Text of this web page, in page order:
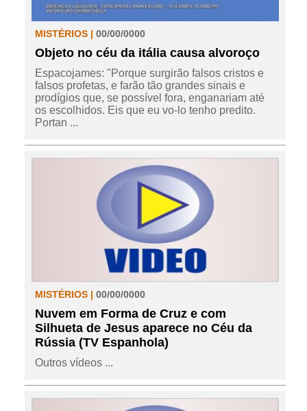
MISTÉRIOS | 00/00/0000
Objeto no céu da itália causa alvoroço
Espacojames: "Porque surgirão falsos cristos e
falsos profetas, e farão tão grandes sinais e
prodígios que, se possível fora, enganariam até
os escolhidos. Eis que eu vo-lo tenho predito.
Portan ...
MISTÉRIOS | 00/00/0000
Nuvem em Forma de Cruz e com
Silhueta de Jesus aparece no Céu da
Rússia (TV Espanhola)
Outros vídeos ...